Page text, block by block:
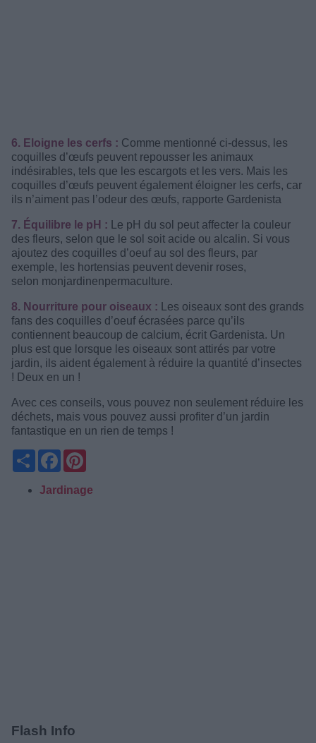
6. Eloigne les cerfs : Comme mentionné ci-dessus, les
coquilles d’œufs peuvent repousser les animaux
indésirables, tels que les escargots et les vers. Mais les
coquilles d’œufs peuvent également éloigner les cerfs, car
ils n’aiment pas l’odeur des œufs, rapporte Gardenista
7. Équilibre le pH :
Le pH du sol peut affecter la couleur
des fleurs, selon que le sol soit acide ou alcalin. Si vous
ajoutez des coquilles d’oeuf au sol des fleurs, par
exemple, les hortensias peuvent devenir roses,
selon monjardinenpermaculture.
8. Nourriture pour oiseaux :
Les oiseaux sont des grands
fans des coquilles d’oeuf écrasées parce qu’ils
contiennent beaucoup de calcium, écrit Gardenista. Un
plus est que lorsque les oiseaux sont attirés par votre
jardin, ils aident également à réduire la quantité d’insectes
! Deux en un !
Avec ces conseils, vous pouvez non seulement réduire les
déchets, mais vous pouvez aussi profiter d’un jardin
fantastique en un rien de temps !
PartagerFacebook
Jardinage
Flash Info